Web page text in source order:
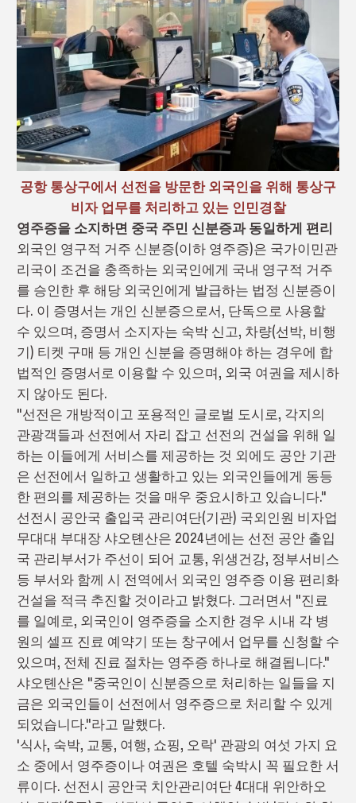
공항 통상구에서 선전을 방문한 외국인을 위해 통상구
비자 업무를 처리하고 있는 인민경찰
영주증을 소지하면 중국 주민 신분증과 동일하게 편리
외국인 영구적 거주 신분증(이하 영주증)은 국가이민관
리국이 조건을 충족하는 외국인에게 국내 영구적 거주
를 승인한 후 해당 외국인에게 발급하는 법정 신분증이
다. 이 증명서는 개인 신분증으로서, 단독으로 사용할
수 있으며, 증명서 소지자는 숙박 신고, 차량(선박, 비행
기) 티켓 구매 등 개인 신분을 증명해야 하는 경우에 합
법적인 증명서로 이용할 수 있으며, 외국 여권을 제시하
지 않아도 된다.
"선전은 개방적이고 포용적인 글로벌 도시로, 각지의
관광객들과 선전에서 자리 잡고 선전의 건설을 위해 일
하는 이들에게 서비스를 제공하는 것 외에도 공안 기관
은 선전에서 일하고 생활하고 있는 외국인들에게 동등
한 편의를 제공하는 것을 매우 중요시하고 있습니다."
선전시 공안국 출입국 관리여단(기관) 국외인원 비자업
무대대 부대장 샤오톈산은 2024년에는 선전 공안 출입
국 관리부서가 주선이 되어 교통, 위생건강, 정부서비스
등 부서와 함께 시 전역에서 외국인 영주증 이용 편리화
건설을 적극 추진할 것이라고 밝혔다. 그러면서 "진료
를 일예로, 외국인이 영주증을 소지한 경우 시내 각 병
원의 셀프 진료 예약기 또는 창구에서 업무를 신청할 수
있으며, 전체 진료 절차는 영주증 하나로 해결됩니다."
샤오톈산은 "중국인이 신분증으로 처리하는 일들을 지
금은 외국인들이 선전에서 영주증으로 처리할 수 있게
되었습니다."라고 말했다.
'식사, 숙박, 교통, 여행, 쇼핑, 오락' 관광의 여섯 가지 요
소 중에서 영주증이나 여권은 호텔 숙박시 꼭 필요한 서
류이다. 선전시 공안국 치안관리여단 4대대 위안하오